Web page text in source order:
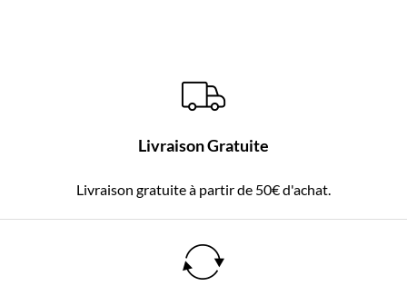
Livraison Gratuite
Livraison gratuite à partir de 50€ d'achat.